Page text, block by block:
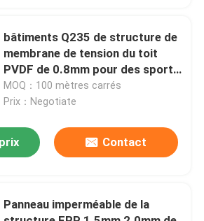
l'espace
bâtiments Q235 de structure de
membrane de tension du toit
PVDF de 0.8mm pour des sports
Sdium
MOQ：100 mètres carrés
Prix：Negotiate
Contact
Panneau imperméable de la